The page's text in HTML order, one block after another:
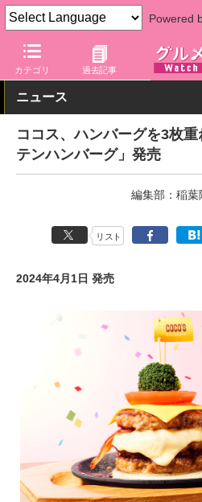
Powered
カテゴリ 過去記事
グルメ Watch 店舗 レストラン
ニュース
ココス、ハンバーグを3枚
テンハンバーグ」発売
編集部：稲葉
リスト
2024年4月1日 発売